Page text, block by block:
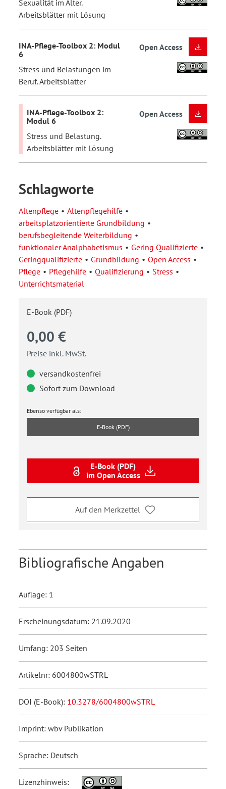
Sexualität im Alter.
Arbeitsblätter mit Lösung
INA-Pflege-Toolbox 2: Modul
6
Stress und Belastungen im
Beruf. Arbeitsblätter
Open Access
INA-Pflege-Toolbox 2:
Modul 6
Stress und Belastung.
Arbeitsblätter mit Lösung
Open Access
Schlagworte
Altenpflege
Altenpflegehilfe
arbeitsplatzorientierte Grundbildung
berufsbegleitende Weiterbildung
funktionaler Analphabetismus
Gering Qualifizierte
Geringqualifizierte
Grundbildung
Open Access
Pflege
Pflegehilfe Qualifizierung
Stress
Unterrichtsmaterial
E-Book (PDF)
0,00 €
Preise inkl. MwSt.
versandkostenfrei
Sofort zum Download
Ebenso verfügbar als:
E-Book (PDF)
E-Book (PDF)
im Open Access
Auf den Merkzettel
Bibliografische Angaben
Auflage: 1
Erscheinungsdatum: 21.09.2020
Umfang: 203 Seiten
Artikelnr: 6004800wSTRL
DOI (E-Book): 10.3278/6004800wSTRL
Imprint: wbv Publikation
Sprache: Deutsch
Lizenzhinweis: